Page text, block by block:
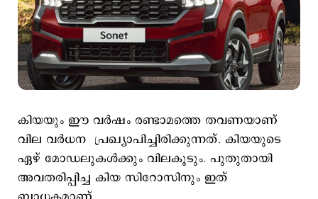
കിയയും ഈ വര്‍ഷം രണ്ടാമത്തെ തവണയാണ്
വില വർധന പ്രഖ്യാപിച്ചിരിക്കുന്നത്. കിയയുടെ
ഏഴ് മോഡലുകള്‍ക്കും വിലകൂടും. പുതുതായി
അവതരിപ്പിച്ച കിയ സിറോസിനും ഇത്